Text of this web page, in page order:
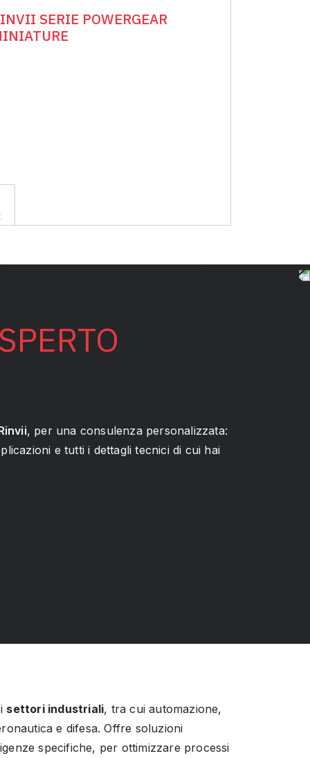
SERIE POWERGEAR
, per una consulenza personalizzata:
e tutti i dettagli tecnici di cui hai
settori industriali, tra cui automazione,
e difesa. Offre soluzioni
specifiche, per ottimizzare processi